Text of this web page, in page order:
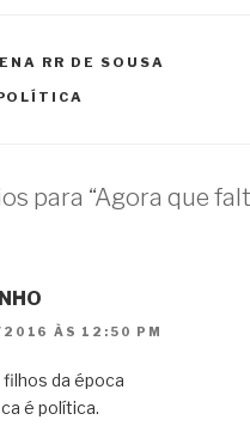
RR DE SOUSA
para “Agora que
ÀS 12:50 PM
da época
é política.